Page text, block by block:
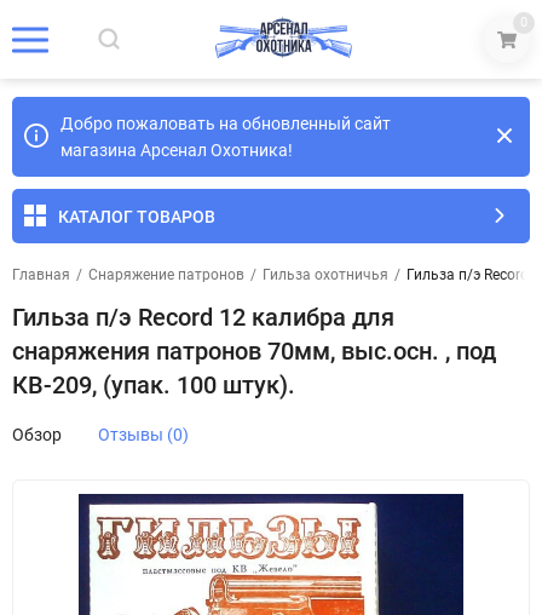
0
Добро пожаловать на обновленный сайт
магазина Арсенал Охотника!
КАТАЛОГ ТОВАРОВ
Главная / Снаряжение патронов / Гильза охотничья / Гильза п/э Record
Гильза п/э Record 12 калибра для
снаряжения патронов 70мм, выс.осн. , под
КВ-209, (упак. 100 штук).
Обзор Отзывы (0)